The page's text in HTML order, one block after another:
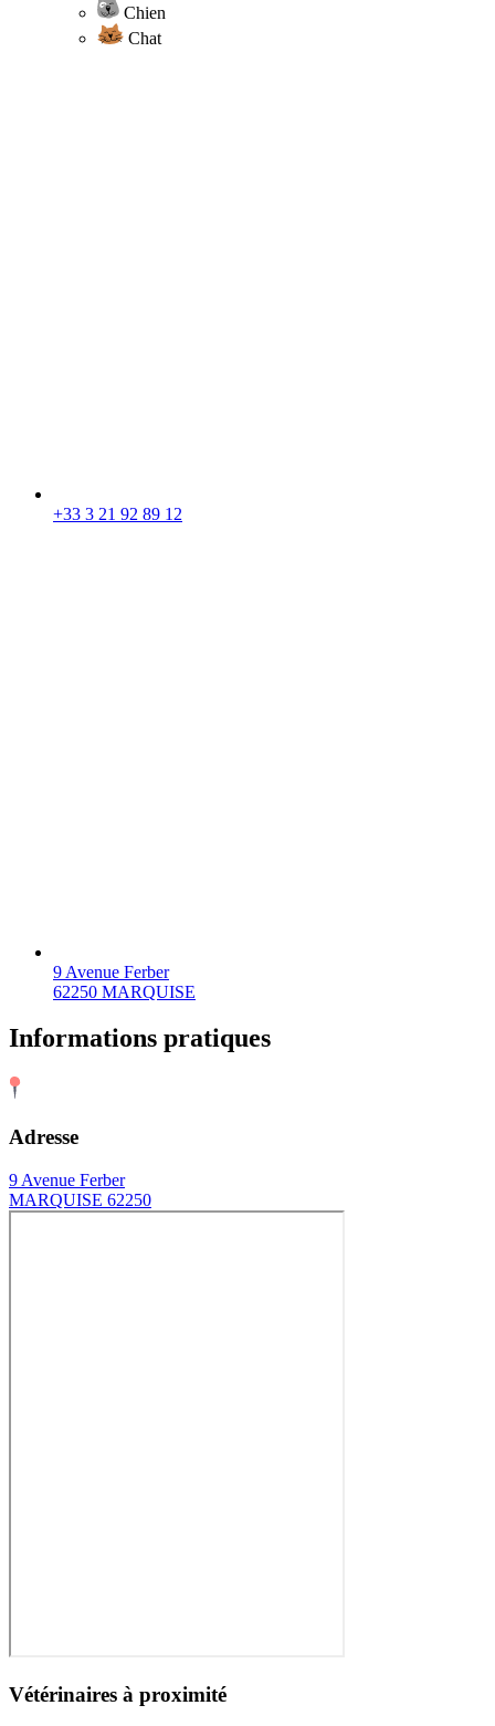
Chien
Chat
+33 3 21 92 89 12
9 Avenue Ferber
62250 MARQUISE
Informations pratiques
Adresse
9 Avenue Ferber
MARQUISE 62250
Vétérinaires à proximité